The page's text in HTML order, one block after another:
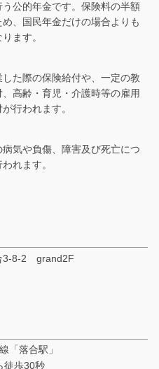
公的年金です。保険料の半額
、国民年金だけの場合よりも
ます。
た際の保険給付や、一定の教
高齢・育児・介護時等の雇用
行われます。
気や負傷、障害及び死亡につ
れます。
3-8-2 grand2F
「落合駅」
徒歩30秒